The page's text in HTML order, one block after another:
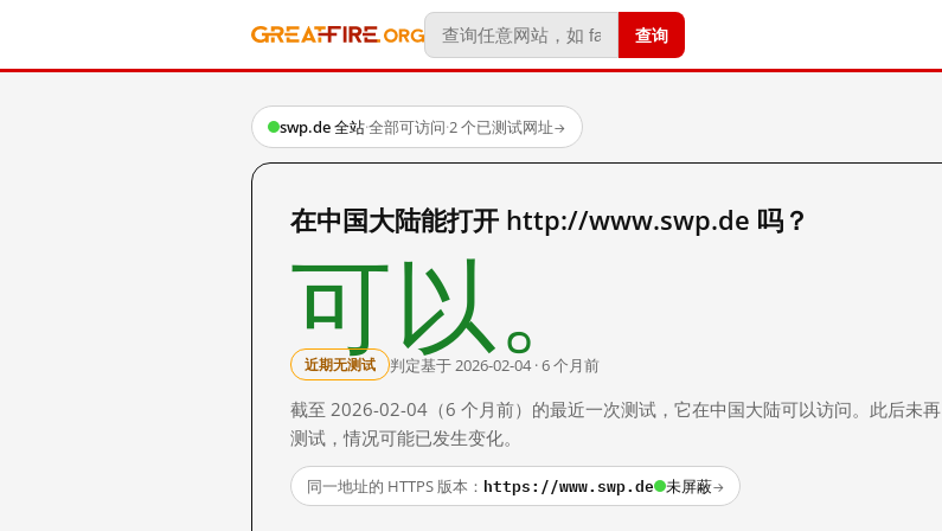
查询
swp.de 全站·全部可访问·2 个已测试网址→
在中国大陆能打开 http://www.swp.de 吗？
可以。
近期无测试 判定基于 2026-02-04 · 6 个月前
截至 2026-02-04（6 个月前）的最近一次测试，它在中国大陆可以访问。此后未再
测试，情况可能已发生变化。
同一地址的 HTTPS 版本： https://www.swp.de 未屏蔽→